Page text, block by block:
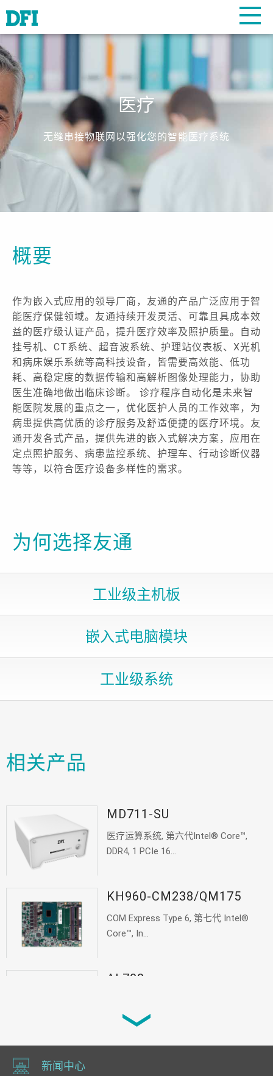
医疗
无缝串接物联网以强化您的智能医疗系统
概要
作为嵌入式应用的领导厂商，友通的产品广泛应用于智
能医疗保健领域。友通持续开发灵活、可靠且具成本效
益的医疗级认证产品，提升医疗效率及照护质量。自动
挂号机、CT系统、超音波系统、护理站仪表板、X光机
和病床娱乐系统等高科技设备，皆需要高效能、低功
耗、高稳定度的数据传输和高解析图像处理能力，协助
医生准确地做出临床诊断。 诊疗程序自动化是未来智
能医院发展的重点之一，优化医护人员的工作效率，为
病患提供高优质的诊疗服务及舒适便捷的医疗环境。友
通开发各式产品，提供先进的嵌入式解决方案，应用在
定点照护服务、病患监控系统、护理车、行动诊断仪器
等等，以符合医疗设备多样性的需求。
为何选择友通
工业级主机板
嵌入式电脑模块
工业级系统
相关产品
MD711-SU
医疗运算系统, 第六代Intel® Core™,
DDR4, 1 PCIe 16...
KH960-CM238/QM175
COM Express Type 6, 第七代 Intel®
Core™, In...
AL700
PCIe...
新闻中心